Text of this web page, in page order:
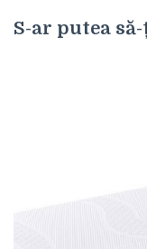
S-ar putea